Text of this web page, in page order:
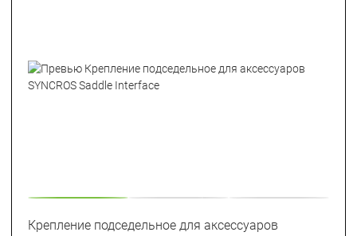
Крепление подседельное для аксессуаров